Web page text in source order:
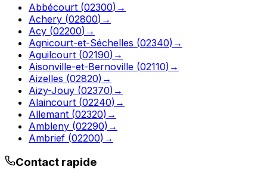
Abbécourt (02300) →
Achery (02800) →
Acy (02200) →
Agnicourt-et-Séchelles (02340) →
Aguilcourt (02190) →
Aisonville-et-Bernoville (02110) →
Aizelles (02820) →
Aizy-Jouy (02370) →
Alaincourt (02240) →
Allemant (02320) →
Ambleny (02290) →
Ambrief (02200) →
Contact rapide